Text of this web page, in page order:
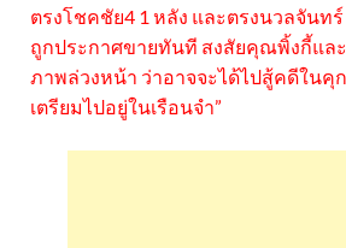
ตรงโชคชัย4 1 หลัง และตรงนวลจันท
ถูกประกาศขายทันที สงสัยคุณพิ้งกี้แล
ภาพล่วงหน้า ว่าอาจจะได้ไปสู้คดีในคุ
เตรียมไปอยู่ในเรือนจำ”